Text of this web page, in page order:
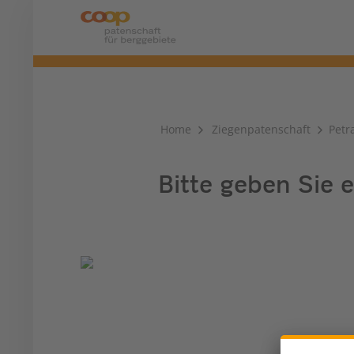
Home Ziegenpatenschaft
Bitte geben Sie